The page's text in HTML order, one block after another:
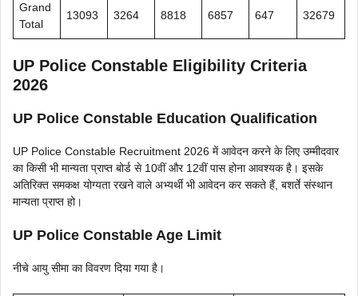
Grand
Total
13093 3264 8818 6857 647 32679
UP Police Constable Eligibility Criteria
2026
UP Police Constable Education Qualification
UP Police Constable Recruitment 2026 में आवेदन करने के लिए उम्मीदवार
का किसी भी मान्यता प्राप्त बोर्ड से 10वीं और 12वीं पास होना आवश्यक है। इसके
अतिरिक्त समकक्ष योग्यता रखने वाले अभ्यर्थी भी आवेदन कर सकते हैं, बशर्ते संस्थान
मान्यता प्राप्त हो।
UP Police Constable Age Limit
नीचे आयु सीमा का विवरण दिया गया है।